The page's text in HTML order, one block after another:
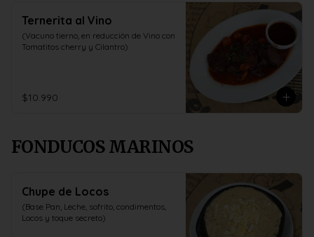
Ternerita al Vino
(Vacuno tierno, en reducción de Vino con
Tomatitos cherry y Cilantro)
$10.990
FONDUCOS MARINOS
Chupe de Locos
(Base Pan, Leche, sofrito, condimentos,
Locos y toque secreto)